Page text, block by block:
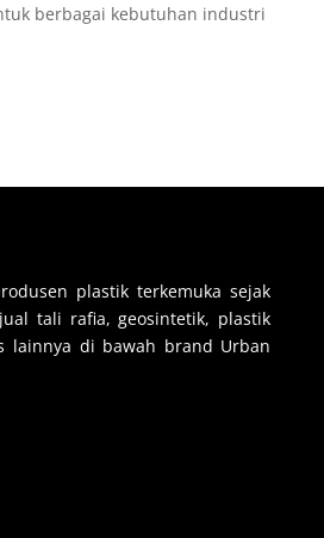
berbagai kebutuhan industri
plastik terkemuka sejak
tali rafia, geosintetik, plastik
lainnya di bawah brand Urban